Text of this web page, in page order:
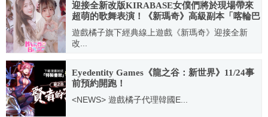
迎接全新改版KIRABASE女僕們將於現場帶來
超萌的歌舞表演！《新瑪奇》高級副本「喀輪巴
斯」登場
遊戲橘子旗下經典線上遊戲《新瑪奇》迎接全新
改...
2021.12.10
Eyedentity Games《龍之谷：新世界》11/24事
前預約開跑！
<NEWS> 遊戲橘子代理韓國E...